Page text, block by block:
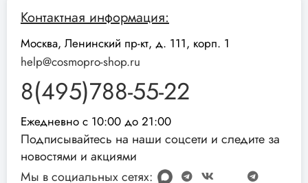
Контактная информация:
Москва, Ленинский пр-кт, д. 111, корп. 1
help@cosmopro-shop.ru
8(495)788-55-22
Ежедневно с 10:00 до 21:00
Подписывайтесь на наши соцсети и следите за
новостями и акциями
Мы в социальных сетях: